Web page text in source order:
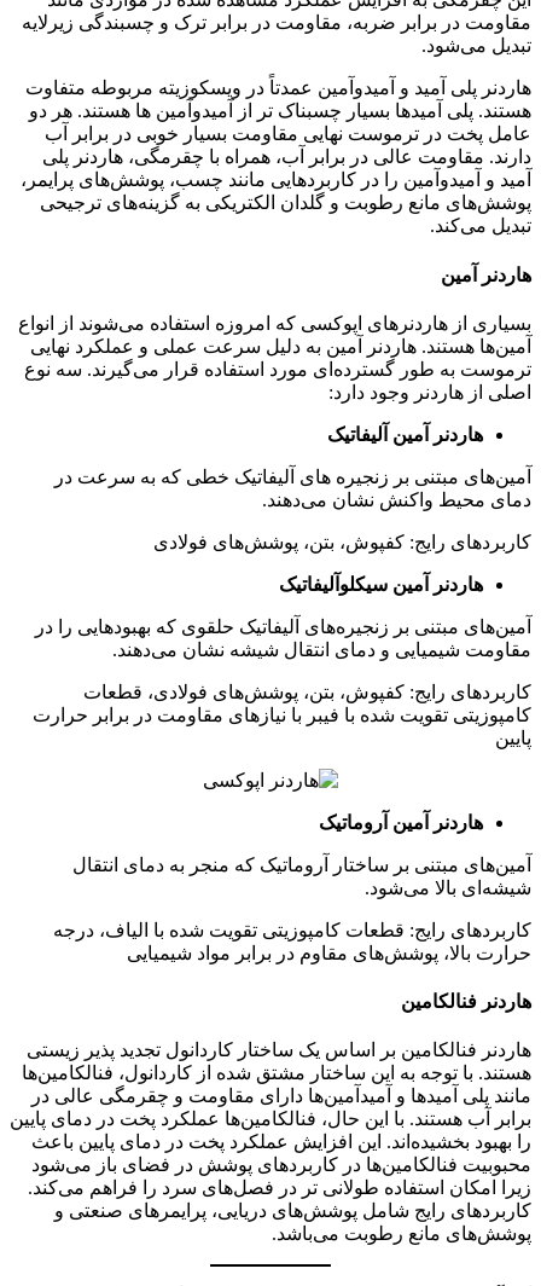
مقاومت در برابر ضربه، مقاومت در برابر ترک و چسبندگی زیرلایه
تبدیل می‌شود.
هاردنر پلی آمید و آمیدوآمین عمدتاً در ویسکوزیته مربوطه متفاوت
هستند. پلی آمیدها بسیار چسبناک تر از آمیدوآمین ها هستند. هر دو
عامل پخت در ترموست نهایی مقاومت بسیار خوبی در برابر آب
دارند. مقاومت عالی در برابر آب، همراه با چقرمگی، هاردنر پلی
آمید و آمیدوآمین را در کاربردهایی مانند چسب، پوشش‌های پرایمر،
پوشش‌های مانع رطوبت و گلدان الکتریکی به گزینه‌های ترجیحی
تبدیل می‌کند.
هاردنر آمین
بسیاری از هاردنرهای اپوکسی که امروزه استفاده می‌شوند از انواع
آمین‌ها هستند. هاردنر آمین به دلیل سرعت عملی و عملکرد نهایی
ترموست به طور گسترده‌ای مورد استفاده قرار می‌گیرند. سه نوع
اصلی از هاردنر وجود دارد:
هاردنر آمین آلیفاتیک
آمین‌های مبتنی بر زنجیره های آلیفاتیک خطی که به سرعت در
دمای محیط واکنش نشان می‌دهند.
کاربردهای رایج: کفپوش، بتن، پوشش‌های فولادی
هاردنر آمین سیکلوآلیفاتیک
آمین‌های مبتنی بر زنجیره‌های آلیفاتیک حلقوی که بهبودهایی را در
مقاومت شیمیایی و دمای انتقال شیشه نشان می‌دهند.
کاربردهای رایج: کفپوش، بتن، پوشش‌های فولادی، قطعات
کامپوزیتی تقویت شده با فیبر با نیازهای مقاومت در برابر حرارت
پایین
هاردنر آمین آروماتیک
آمین‌های مبتنی بر ساختار آروماتیک که منجر به دمای انتقال
شیشه‌ای بالا می‌شود.
کاربردهای رایج: قطعات کامپوزیتی تقویت شده با الیاف، درجه
حرارت بالا، پوشش‌های مقاوم در برابر مواد شیمیایی
هاردنر فنالکامین
هاردنر فنالکامین بر اساس یک ساختار کاردانول تجدید پذیر زیستی
هستند. با توجه به این ساختار مشتق شده از کاردانول، فنالکامین‌ها
مانند پلی آمیدها و آمیدآمین‌ها دارای مقاومت و چقرمگی عالی در
برابر آب هستند. با این حال، فنالکامین‌ها عملکرد پخت در دمای پایین
را بهبود بخشیده‌اند. این افزایش عملکرد پخت در دمای پایین باعث
محبوبیت فنالکامین‌ها در کاربردهای پوشش در فضای باز می‌شود
زیرا امکان استفاده طولانی تر در فصل‌های سرد را فراهم می‌کند.
کاربردهای رایج شامل پوشش‌های دریایی، پرایمرهای صنعتی و
پوشش‌های مانع رطوبت می‌باشد.